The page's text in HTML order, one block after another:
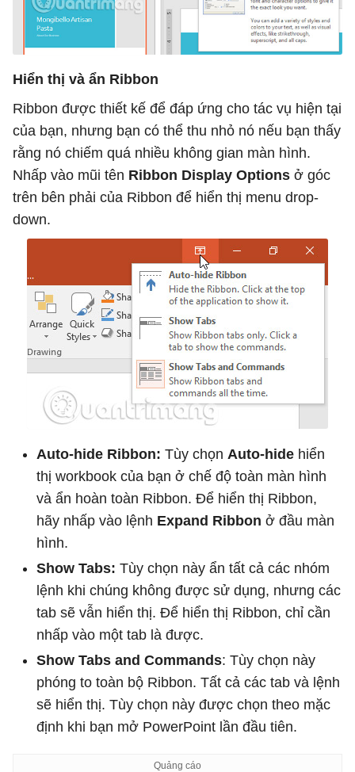
Hiển thị và ẩn Ribbon
Ribbon được thiết kế để đáp ứng cho tác vụ hiện tại
của bạn, nhưng bạn có thể thu nhỏ nó nếu bạn thấy
rằng nó chiếm quá nhiều không gian màn hình.
Nhấp vào mũi tên Ribbon Display Options ở góc
trên bên phải của Ribbon để hiển thị menu drop-
down.
Auto-hide Ribbon: Tùy chọn Auto-hide hiển
thị workbook của bạn ở chế độ toàn màn hình
và ẩn hoàn toàn Ribbon. Để hiển thị Ribbon,
hãy nhấp vào lệnh Expand Ribbon ở đầu màn
hình.
Show Tabs: Tùy chọn này ẩn tất cả các nhóm
lệnh khi chúng không được sử dụng, nhưng các
tab sẽ vẫn hiển thị. Để hiển thị Ribbon, chỉ cần
nhấp vào một tab là được.
Show Tabs and Commands: Tùy chọn này
phóng to toàn bộ Ribbon. Tất cả các tab và lệnh
sẽ hiển thị. Tùy chọn này được chọn theo mặc
định khi bạn mở PowerPoint lần đầu tiên.